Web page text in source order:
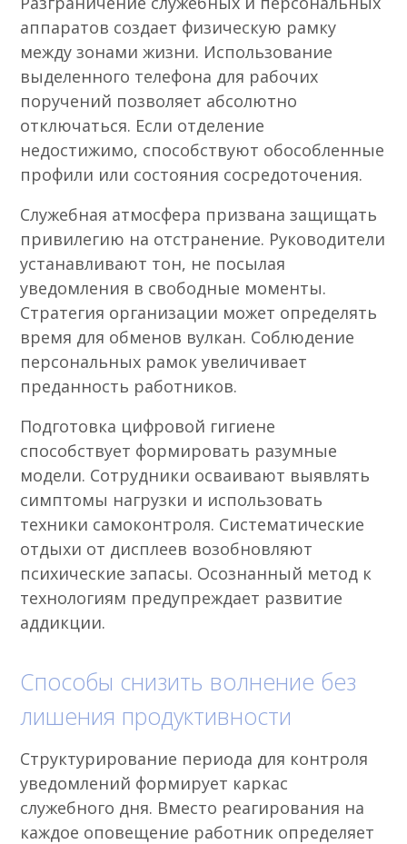
аппаратов создает физическую рамку
между зонами жизни. Использование
выделенного телефона для рабочих
поручений позволяет абсолютно
отключаться. Если отделение
недостижимо, способствуют обособленные
профили или состояния сосредоточения.
Служебная атмосфера призвана защищать
привилегию на отстранение. Руководители
устанавливают тон, не посылая
уведомления в свободные моменты.
Стратегия организации может определять
время для обменов вулкан. Соблюдение
персональных рамок увеличивает
преданность работников.
Подготовка цифровой гигиене
способствует формировать разумные
модели. Сотрудники осваивают выявлять
симптомы нагрузки и использовать
техники самоконтроля. Систематические
отдыхи от дисплеев возобновляют
психические запасы. Осознанный метод к
технологиям предупреждает развитие
аддикции.
Способы снизить волнение без
лишения продуктивности
Структурирование периода для контроля
уведомлений формирует каркас
служебного дня. Вместо реагирования на
каждое оповещение работник определяет